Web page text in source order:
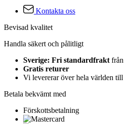
Kontakta oss
Bevisad kvalitet
Handla säkert och pålitligt
Sverige: Fri standardfrakt
Gratis returer
Vi levererar över hela världen till
Betala bekvämt med
Förskottsbetalning